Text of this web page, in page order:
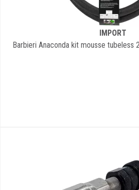
IMPORT
Barbieri Anaconda kit mousse tubeless